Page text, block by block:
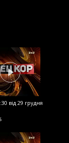
від 29 грудня